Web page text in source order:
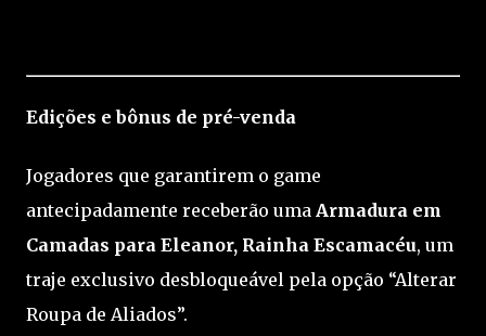
Edições e bônus de pré-venda
Jogadores que garantirem o game
antecipadamente receberão uma Armadura em
Camadas para Eleanor, Rainha Escamacéu, um
traje exclusivo desbloqueável pela opção “Alterar
Roupa de Aliados”.